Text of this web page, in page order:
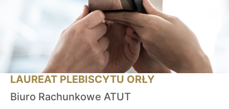
LAUREAT PLEBISCYTU ORŁY
Biuro Rachunkowe ATUT